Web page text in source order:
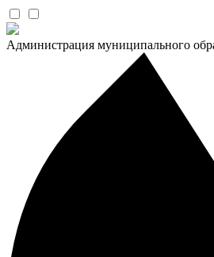
Администрация муниципального